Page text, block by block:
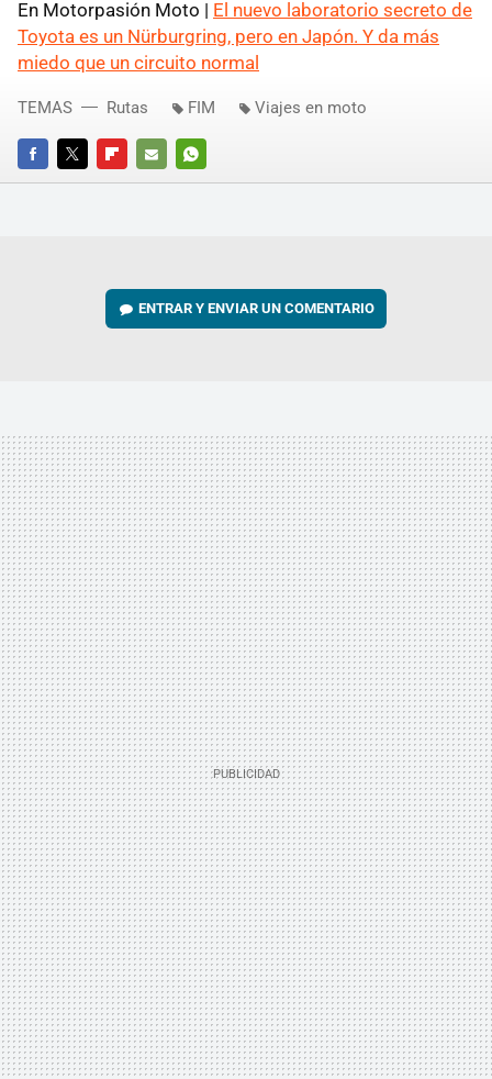
En Motorpasión Moto | El nuevo laboratorio secreto de
Toyota es un Nürburgring, pero en Japón. Y da más
miedo que un circuito normal
FACEBOOKTWITTERFLIPBOARD
E-
WHATSAPP
TEMAS Rutas FIM Viajes en moto
ENTRAR Y ENVIAR UN COMENTARIO